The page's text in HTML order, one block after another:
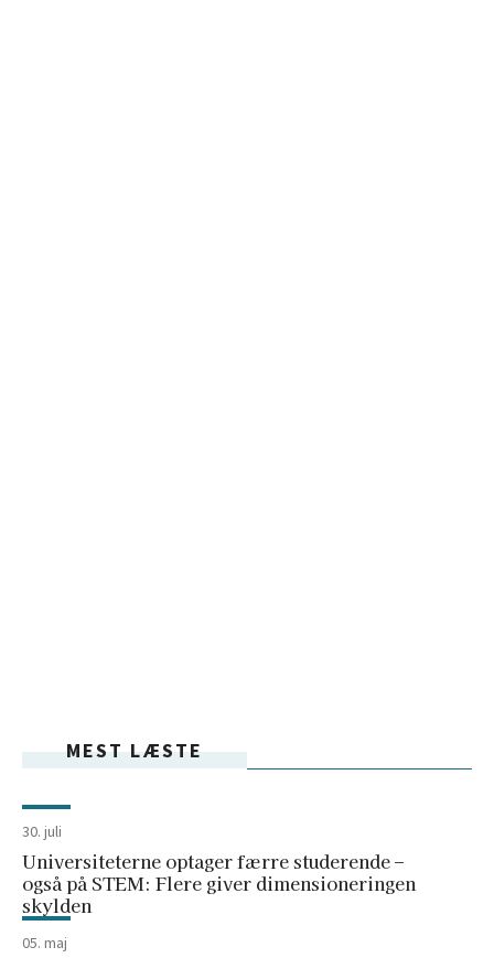
MEST LÆSTE
30. juli
Universiteterne optager færre studerende –
også på STEM: Flere giver dimensioneringen
skylden
05. maj